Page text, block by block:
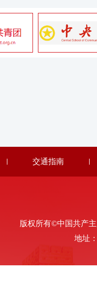
交通指南
版权所有©中国共产
地址